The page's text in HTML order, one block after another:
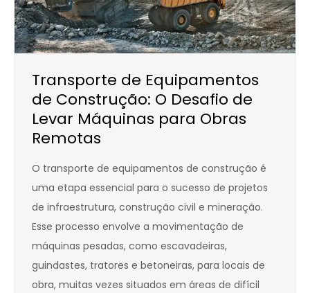
Transporte de Equipamentos
de Construção: O Desafio de
Levar Máquinas para Obras
Remotas
O transporte de equipamentos de construção é
uma etapa essencial para o sucesso de projetos
de infraestrutura, construção civil e mineração.
Esse processo envolve a movimentação de
máquinas pesadas, como escavadeiras,
guindastes, tratores e betoneiras, para locais de
obra, muitas vezes situados em áreas de difícil